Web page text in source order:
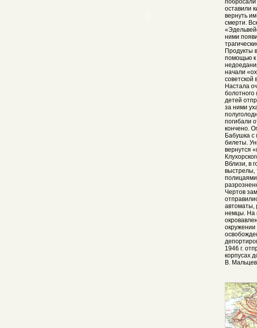
побросали
оставили
вернуть
смерти.
ними
Продукты
помощью к
начали
советской
Настала
болотного
детей
за ними
погибали
кончено.
Бабушка с
билеты.
вернутся
Вблизи, в
выстрелы,
Чертов
автоматы,
немцы. На
1946 г.
корпусах
В.